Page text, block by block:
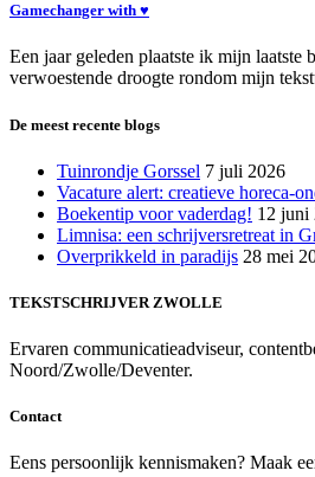
Gamechanger with ♥
Een jaar geleden plaatste ik mijn laatste
verwoestende droogte rondom mijn
De meest recente blogs
Tuinrondje Gorssel 7 juli 2026
Vacature alert: creatieve horeca-
Boekentip voor vaderdag! 12 juni
Limnisa: een schrijversretreat in
Overprikkeld in paradijs 28 mei
TEKSTSCHRIJVER ZWOLLE
Ervaren communicatieadviseur,
Noord/Zwolle/Deventer.
Contact
Eens persoonlijk kennismaken? Maak